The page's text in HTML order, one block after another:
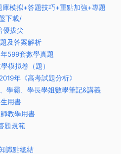
模拟+答題技巧+重點加強+專題
下載/
優拔尖
及答案解析
599套數學真題
模拟卷（題）
年《高考試題分析》
學霸、學長學姐數學筆記&講義
用書
教學用書
題規範
識點總結